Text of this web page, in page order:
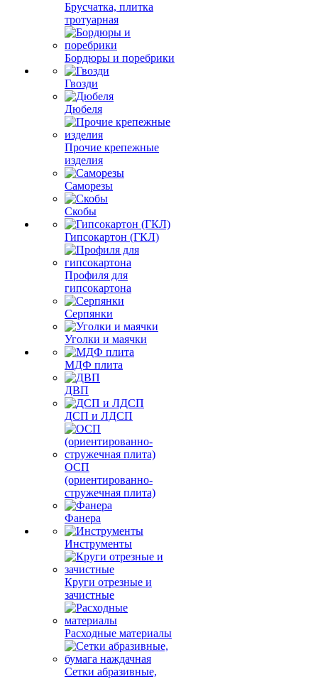
Брусчатка, плитка
тротуарная
Бордюры и поребрики
Гвозди
Дюбеля
Прочие крепежные
изделия
Саморезы
Скобы
Гипсокартон (ГКЛ)
Профиля для
гипсокартона
Серпянки
Уголки и маячки
МДФ плита
ДВП
ДСП и ЛДСП
ОСП
(ориентированно-
стружечная плита)
Фанера
Инструменты
Круги отрезные и
зачистные
Расходные материалы
Сетки абразивные,